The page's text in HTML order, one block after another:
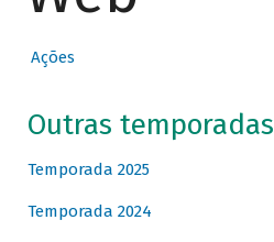
Ações
Outras temporadas
Temporada 2025
Temporada 2024